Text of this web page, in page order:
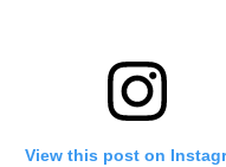
View this post on